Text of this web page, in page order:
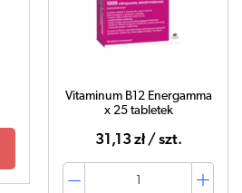
Vitaminum B12 Energamma
x 25 tabletek
31,13 zł / szt.